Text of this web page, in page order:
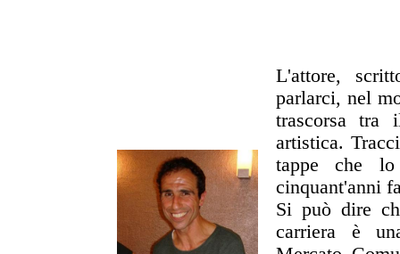
L'attore,
parlarci, nel
trascorsa tra
artistica.
tappe che
cinquant'anni
Si può dire
carriera è